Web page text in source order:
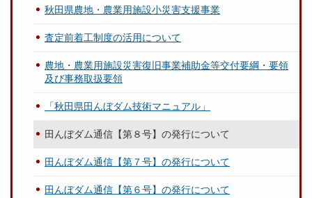
秋田県農地・農業用施設小災害支援事業
査定前着工制度の活用について
農地・農業用施設災害復旧事業補助金等交付要綱・要領
及び事務取扱要領
「秋田県田んぼダム技術マニュアル」
田んぼダム通信【第８号】の発行について
田んぼダム通信【第７号】の発行について
田んぼダム通信【第６号】の発行について